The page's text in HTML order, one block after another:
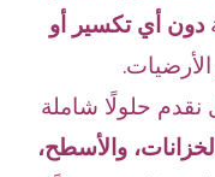
دون أي تكسير أو
حلولًا شاملة
والأسطح،